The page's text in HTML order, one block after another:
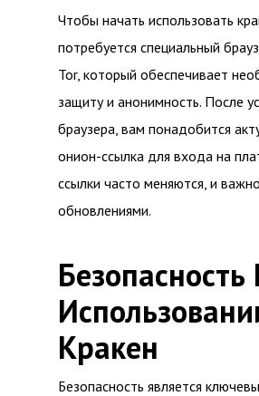
Чтобы начать использовать
потребуется специальный
Tor, который обеспечивает
защиту и анонимность. После
браузера, вам понадобится
онион-ссылка для входа на
ссылки часто меняются, и
обновлениями.
Кракен
Безопасность является